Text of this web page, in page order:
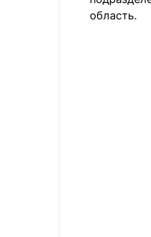
область.